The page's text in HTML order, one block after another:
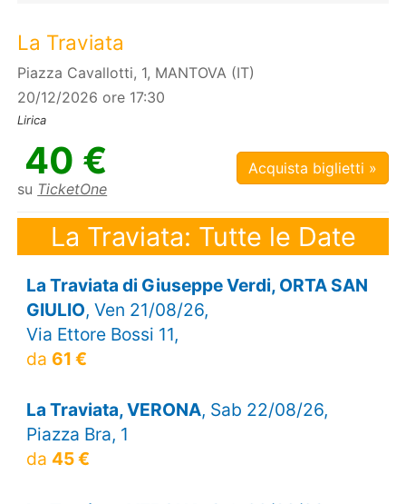
La Traviata
Piazza Cavallotti, 1, MANTOVA (IT)
20/12/2026 ore 17:30
Lirica
40 €
su TicketOne
Acquista biglietti »
La Traviata: Tutte le Date
La Traviata di Giuseppe Verdi, ORTA SAN
GIULIO, Ven 21/08/26,
Via Ettore Bossi 11,
da 61 €
La Traviata, VERONA, Sab 22/08/26,
Piazza Bra, 1
da 45 €